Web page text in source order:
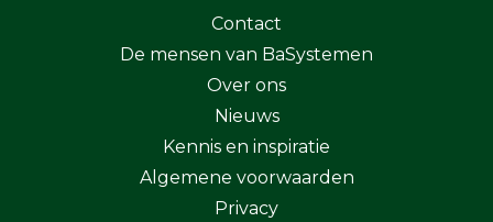
Contact
De mensen van BaSystemen
Over ons
Nieuws
Kennis en inspiratie
Algemene voorwaarden
Privacy